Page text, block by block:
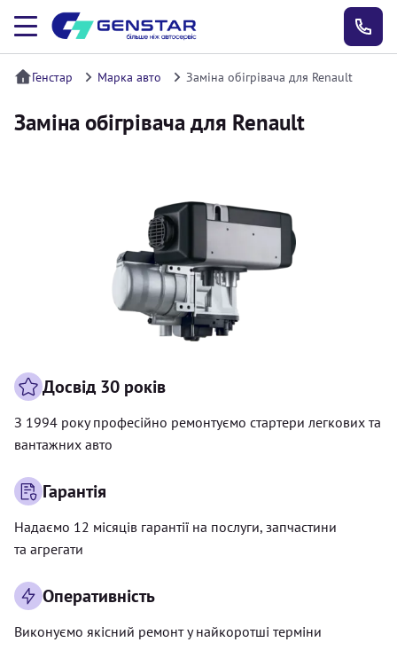
Генстар Марка авто Заміна обігрівача для Renault
Заміна обігрівача для Renault
Досвід 30 років
З 1994 року професійно ремонтуємо стартери легкових та
вантажних авто
Гарантія
Надаємо 12 місяців гарантії на послуги, запчастини
та агрегати
Оперативність
Виконуємо якісний ремонт у найкоротші терміни